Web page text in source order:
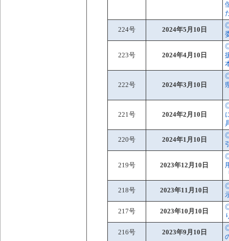
224号 2024年5月10日
223号 2024年4月10日
222号 2024年3月10日
221号 2024年2月10日
220号 2024年1月10日
219号 2023年12月10日
218号 2023年11月10日
217号 2023年10月10日
216号 2023年9月10日